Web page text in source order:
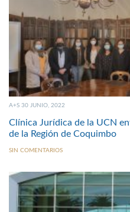
A+S 30 JUNIO, 2022
Clínica Jurídica de la UCN
de la Región de Coquimbo
SIN COMENTARIOS